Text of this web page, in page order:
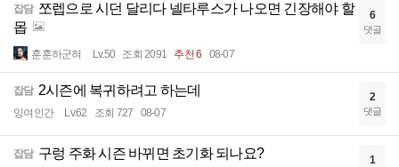
잡담 쪼렙으로 시던 달리다 넬타루스가 나오면 긴장해야 할
몹
훈훈하군혀 Lv.50 조회 2091 추천 6 08-07
6
댓글
잡담 2시즌에 복귀하려고 하는데
잉여인간 Lv.62 조회 727 08-07
2
댓글
잡담 구렁 주화 시즌 바뀌면 초기화 되나요? 1